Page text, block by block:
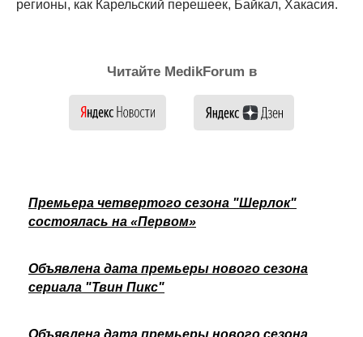
регионы, как Карельский перешеек, Байкал, Хакасия.
Читайте MedikForum в
Премьера четвертого сезона "Шерлок"
состоялась на «Первом»
Объявлена дата премьеры нового сезона
сериала "Твин Пикс"
Объявлена дата премьеры нового сезона